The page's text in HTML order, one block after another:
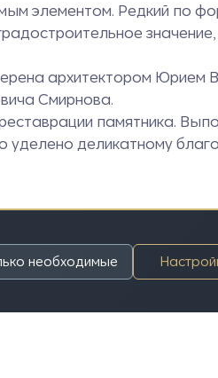
элементом. Редкий по
архитектором Юрием
Смирнова.
памятника.
деликатному
необходимые